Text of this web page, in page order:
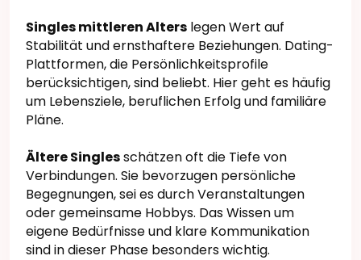
Singles mittleren Alters legen Wert auf
Stabilität und ernsthaftere Beziehungen. Dating-
Plattformen, die Persönlichkeitsprofile
berücksichtigen, sind beliebt. Hier geht es häufig
um Lebensziele, beruflichen Erfolg und familiäre
Pläne.
Ältere Singlesschätzen oft die Tiefe von
Verbindungen. Sie bevorzugen persönliche
Begegnungen, sei es durch Veranstaltungen
oder gemeinsame Hobbys. Das Wissen um
eigene Bedürfnisse und klare Kommunikation
sind in dieser Phase besonders wichtig.